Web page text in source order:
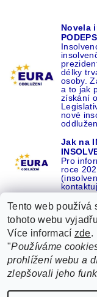
Novela
délky
osoby.
a to jak
získání
nové
Jak na
Pro
roce
Recenze o NÁS na
ŽÁDEJTE
Tento web používá
tohoto webu
Více informací zde.
"Používáme
prohlížení webu a
zlepšovali jeho